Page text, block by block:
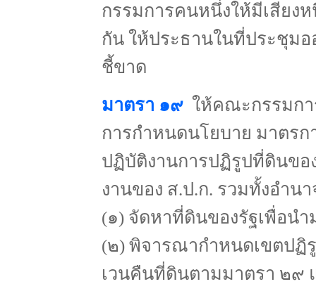
กรรมการคนหนึ่งให้มีเสียง
กัน ให้ประธานในที่ประชุมอ
ชี้ขาด
มาตรา ๑๙ให้คณะกรรมกา
การกำหนดนโยบาย มาตรก
ปฏิบัติงานการปฏิรูปที่ดินขอ
งานของ ส.ป.ก. รวมทั้งอำ
(๑) จัดหาที่ดินของรัฐเพื่อน
(๒) พิจารณากำหนดเขตปฏิ
เวนคืนที่ดินตามมาตรา ๒๙